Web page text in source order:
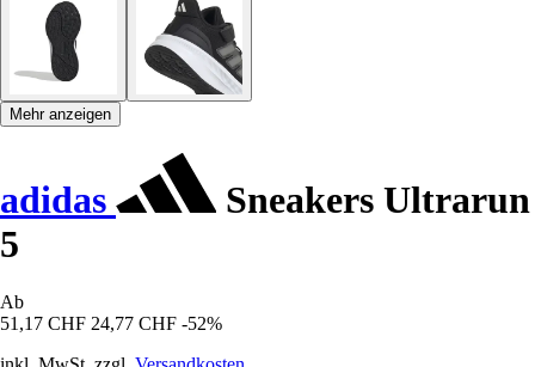
Mehr anzeigen
adidas
Sneakers Ultrarun
5
Ab
51,17 CHF 24,77 CHF -52%